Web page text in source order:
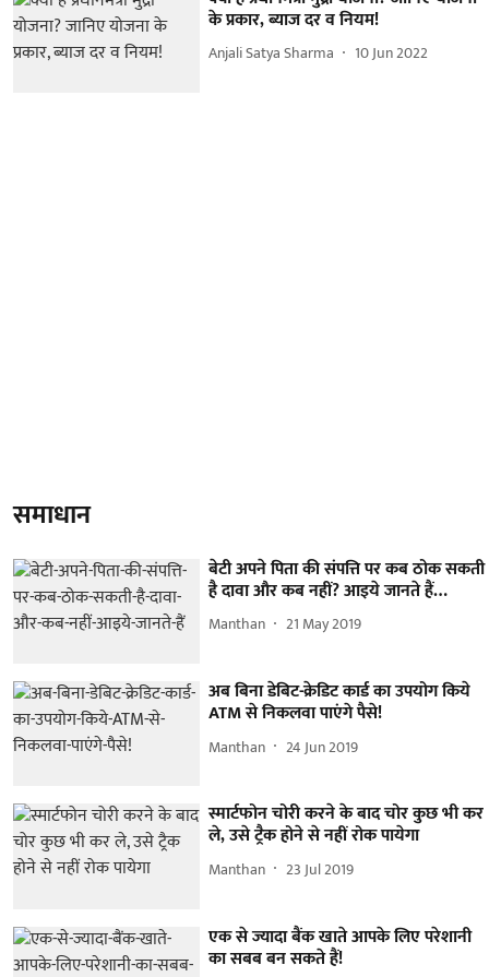
के प्रकार, ब्याज दर व नियम!
Anjali Satya Sharma 10 Jun 2022
समाधान
बेटी अपने पिता की संपत्ति पर कब ठोक सकती
है दावा और कब नहीं? आइये जानते हैं…
Manthan 21 May 2019
अब बिना डेबिट-क्रेडिट कार्ड का उपयोग किये
ATM से निकलवा पाएंगे पैसे!
Manthan 24 Jun 2019
स्मार्टफोन चोरी करने के बाद चोर कुछ भी कर
ले, उसे ट्रैक होने से नहीं रोक पायेगा
Manthan 23 Jul 2019
एक से ज्यादा बैंक खाते आपके लिए परेशानी
का सबब बन सकते हैं!